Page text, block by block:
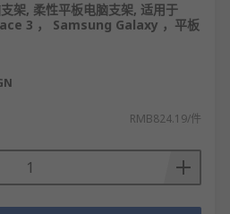
架, 柔性平板电脑支架, 适用于
3 ， Samsung Galaxy ，平板
RMB824.19/件